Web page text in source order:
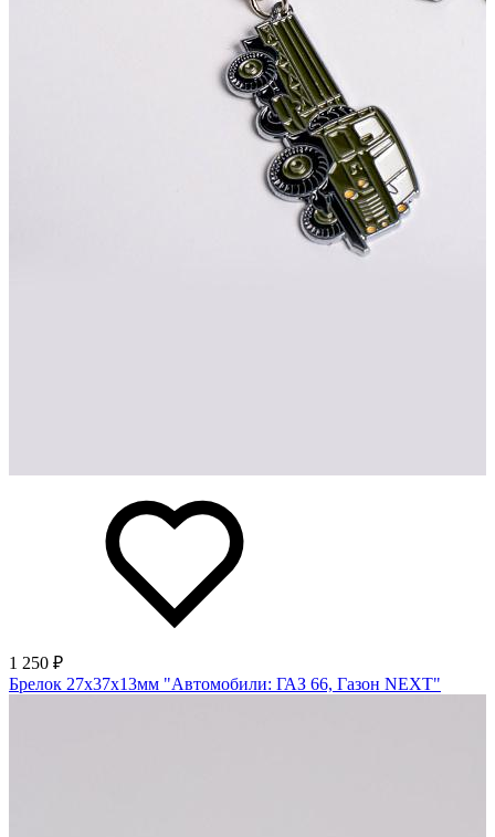
1 250 ₽
Брелок 27х37х13мм "Автомобили: ГАЗ 66, Газон NEXT"